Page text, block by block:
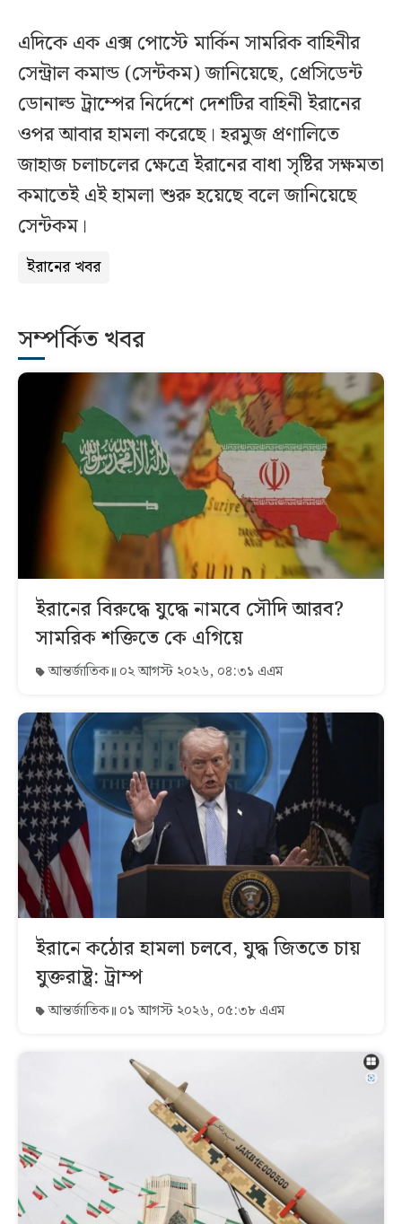
এদিকে এক এক্স পোস্টে মার্কিন সামরিক বাহিনীর
সেন্ট্রাল কমান্ড (সেন্টকম) জানিয়েছে, প্রেসিডেন্ট
ডোনাল্ড ট্রাম্পের নির্দেশে দেশটির বাহিনী ইরানের
ওপর আবার হামলা করেছে। হরমুজ প্রণালিতে
জাহাজ চলাচলের ক্ষেত্রে ইরানের বাধা সৃষ্টির সক্ষমতা
কমাতেই এই হামলা শুরু হয়েছে বলে জানিয়েছে
সেন্টকম।
ইরানের খবর
সম্পর্কিত খবর
ইরানের বিরুদ্ধে যুদ্ধে নামবে সৌদি আরব?
সামরিক শক্তিতে কে এগিয়ে
আন্তর্জাতিক ০২ আগস্ট ২০২৬, ০৪:৩১ এএম
ইরানে কঠোর হামলা চলবে, যুদ্ধ জিততে চায়
যুক্তরাষ্ট্র: ট্রাম্প
আন্তর্জাতিক ০১ আগস্ট ২০২৬, ০৫:৩৮ এএম